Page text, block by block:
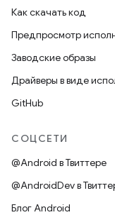
Как скачать код
Предпросмотр
Заводские образы
Драйверы в виде
GitHub
СОЦСЕТИ
@Android в Твиттере
@AndroidDev в
Блог Android